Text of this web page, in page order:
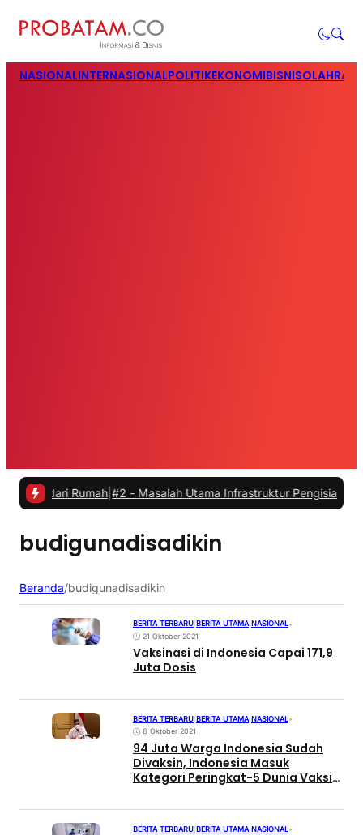
NASIONALINTERNASIONALPOLITIKEKONOMIBISNIS
dari Rumah| #2 -Masalah Utama Infrastruktur Pengisian Daya
budigunadisadikin
Beranda/budigunadisadikin
BERITA TERBARU BERITA UTAMA NASIONAL•
21 Oktober 2021
Vaksinasi di Indonesia Capai 171,9
Juta Dosis
BERITA TERBARU BERITA UTAMA NASIONAL•
8 Oktober 2021
94 Juta Warga Indonesia Sudah
Divaksin, Indonesia Masuk
Kategori Peringkat-5 Dunia Vaksin
BERITA TERBARU BERITA UTAMA NASIONAL•